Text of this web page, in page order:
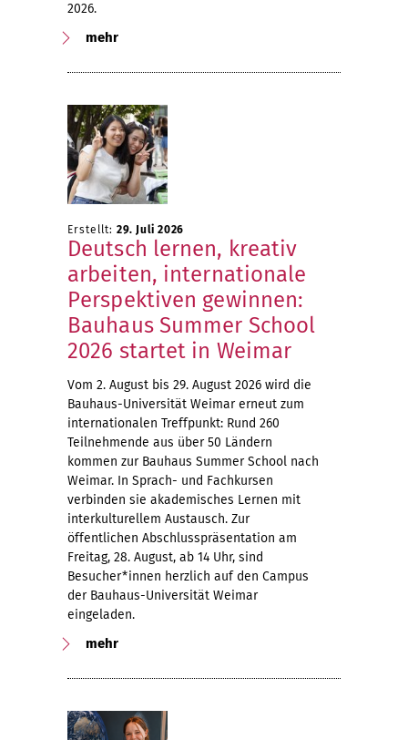
2026.
mehr
Erstellt: 29. Juli 2026
Deutsch lernen, kreativ
arbeiten, internationale
Perspektiven gewinnen:
Bauhaus Summer School
2026 startet in Weimar
Vom 2. August bis 29. August 2026 wird die
Bauhaus-Universität Weimar erneut zum
internationalen Treffpunkt: Rund 260
Teilnehmende aus über 50 Ländern
kommen zur Bauhaus Summer School nach
Weimar. In Sprach- und Fachkursen
verbinden sie akademisches Lernen mit
interkulturellem Austausch. Zur
öffentlichen Abschlusspräsentation am
Freitag, 28. August, ab 14 Uhr, sind
Besucher*innen herzlich auf den Campus
der Bauhaus-Universität Weimar
eingeladen.
mehr